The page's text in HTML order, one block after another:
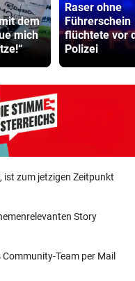
dem
mich
Raser ohne
Führerschein
flüchtete vor
Polizei
ist zum jetzigen Zeitpunkt
Story
Community-Team per Mail